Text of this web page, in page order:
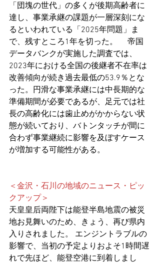
「団塊の世代」の多くが後期高齢者に
達し、事業承継の課題が一層深刻にな
るといわれている「2025年問題」ま
で、残すところ1年を切った。 　帝国
データバンクが実施した調査では、
2023年における全国の後継者不在率は
改善傾向が続き過去最低の53.9％とな
った。円滑な事業承継には中長期的な
準備期間が必要であるが、足元では社
長の高齢化には歯止めがかからない状
態が続いており、バトンタッチが間に
合わず事業継続に影響を及ぼすケース
が増加する可能性がある。
＜金沢・石川の地域のニュース・ピッ
クアップ＞
天皇皇后両陛下は能登半島地震の被災
地お見舞いのため、きょう、再び県内
入りされました。 エンジントラブルの
影響で、当初の予定よりおよそ1時間遅
れで先ほど、能登空港に到着しまし